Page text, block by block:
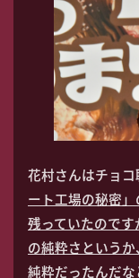
花村さんはチョ
ート工場の秘密
残っていたので
の純粋さという
純粋だったんだ